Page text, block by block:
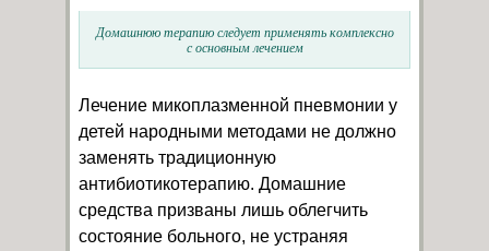
Домашнюю терапию следует применять комплексно
с основным лечением
Лечение микоплазменной пневмонии у
детей народными методами не должно
заменять традиционную
антибиотикотерапию. Домашние
средства призваны лишь облегчить
состояние больного, не устраняя